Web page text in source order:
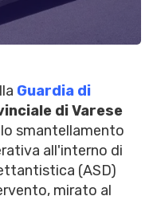
Guardia di
di Varese
smantellamento
all'interno di
(ASD)
mirato al